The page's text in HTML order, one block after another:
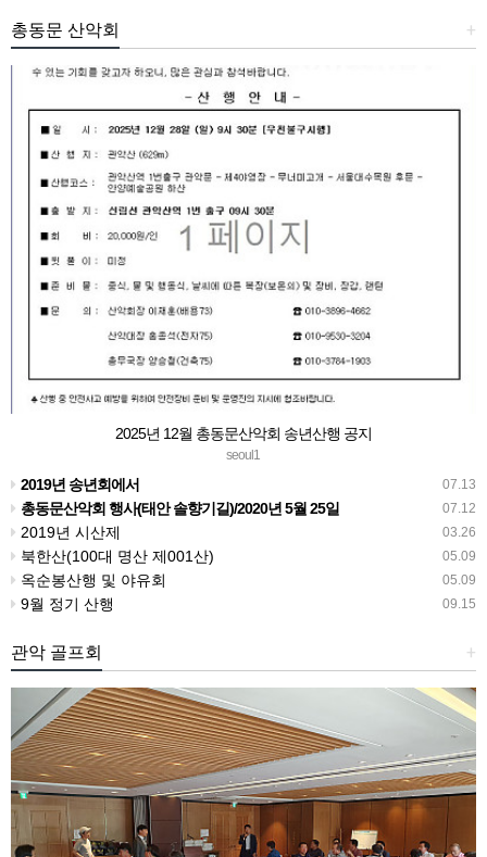
+
총동문 산악회
2025년 12월 총동문산악회 송년산행 공지
seoul1
07.13
2019년 송년회에서
07.12
총동문산악회 행사(태안 솔향기길)/2020년 5월 25일
03.26
2019년 시산제
05.09
북한산(100대 명산 제001산)
05.09
옥순봉산행 및 야유회
09.15
9월 정기 산행
+
관악 골프회